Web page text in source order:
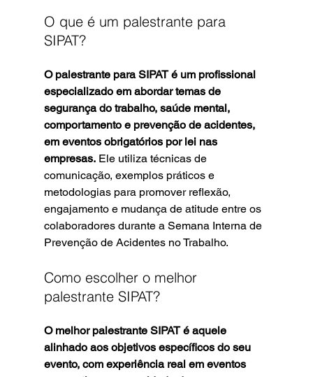
O que é um palestrante para
SIPAT?
O palestrante para SIPAT é um profissional
especializado em abordar temas de
segurança do trabalho, saúde mental,
comportamento e prevenção de acidentes,
em eventos obrigatórios por lei nas
empresas. Ele utiliza técnicas de
comunicação, exemplos práticos e
metodologias para promover reflexão,
engajamento e mudança de atitude entre os
colaboradores durante a Semana Interna de
Prevenção de Acidentes no Trabalho.
Como escolher o melhor
palestrante SIPAT?
O melhor palestrante SIPAT é aquele
alinhado aos objetivos específicos do seu
evento, com experiência real em eventos